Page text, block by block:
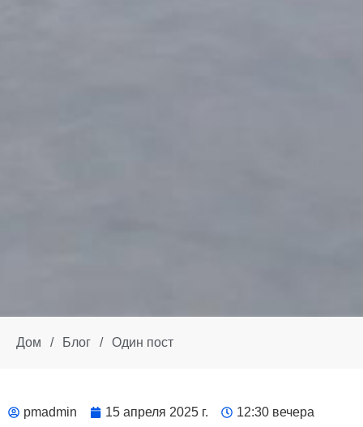
Дом / Блог / Один пост
pmadmin 15 апреля 2025 г. 12:30 вечера